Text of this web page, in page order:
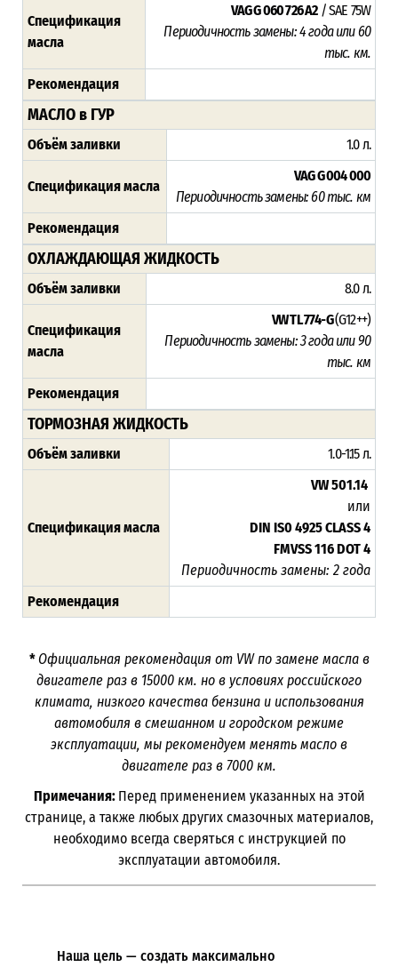
Спецификация
масла
VAG G 060 726 A2/ SAE 75W
Периодичность замены: 4 года или 60
тыс. км.
Рекомендация
МАСЛО в ГУР
Объём заливки 1.0 л.
Спецификация масла
VAG G 004 000
Периодичность замены:60 тыс. км
Рекомендация
ОХЛАЖДАЮЩАЯ ЖИДКОСТЬ
Объём заливки 8.0 л.
Спецификация
масла
VW TL 774-G(G12++)
Периодичность замены: 3 года или 90
тыс. км
Рекомендация
ТОРМОЗНАЯ ЖИДКОСТЬ
Объём заливки 1.0-1.15 л.
Спецификация масла
VW 501.14
или
DIN IS0 4925 CLASS 4
FMVSS 116 DOT 4
Периодичность замены: 2 года
Рекомендация
*Официальная рекомендация от VW по замене масла в
двигателе раз в 15000 км. но в условиях российского
климата, низкого качества бензина и использования
автомобиля в смешанном и городском режиме
эксплуатации, мы рекомендуем менять масло в
двигателе раз в 7000 км.
Примечания: Перед применением указанных на этой
странице, а также любых других смазочных материалов,
необходимо всегда сверяться с инструкцией по
эксплуатации автомобиля.
Наша цель — создать максимально